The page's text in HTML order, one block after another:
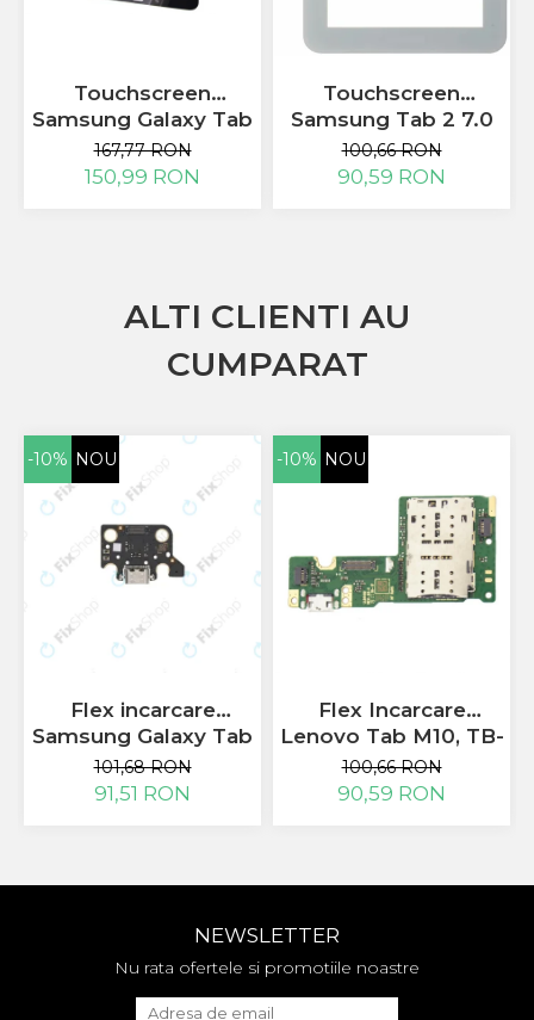
Touchscreen
Samsung Galaxy Tab
A 10.1 2016 T580
T585 negru
167,77 RON
150,99 RON
Touchscreen
Samsung Tab 2 7.0
P3100 st
100,66 RON
90,59 RON
ALTI CLIENTI AU
CUMPARAT
-10% NOU
Flex incarcare
Samsung Galaxy Tab
A7 10.4 T500, T505
101,68 RON
91,51 RON
-10% NOU
Flex Incarcare
Lenovo Tab M10, TB-
X505L
100,66 RON
90,59 RON
NEWSLETTER
Nu rata ofertele si promotiile noastre